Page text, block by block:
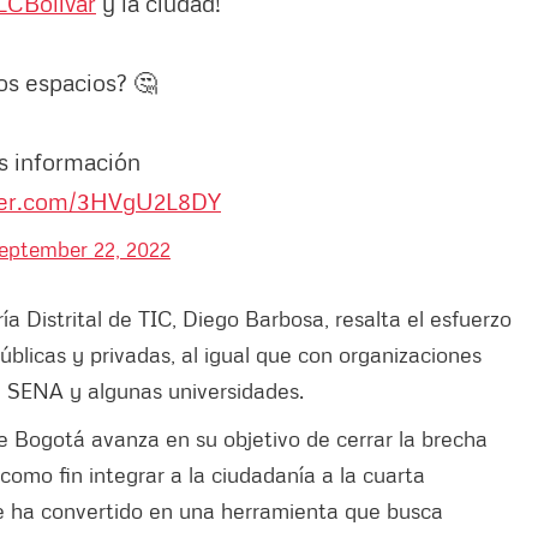
espacios? 🤔
información
3HVgU2L8DY
22, 2022
Distrital de TIC, Diego Barbosa, resalta el esfuerzo
y privadas, al igual que con organizaciones
y algunas universidades.
Bogotá avanza en su objetivo de cerrar la brecha
fin integrar a la ciudadanía a la cuarta
convertido en una herramienta que busca